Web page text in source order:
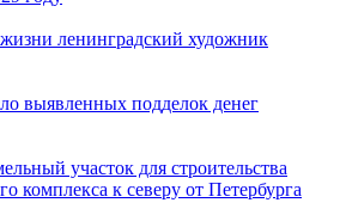
ленинградский художник
выявленных подделок денег
участок для строительства
комплекса к северу от Петербурга